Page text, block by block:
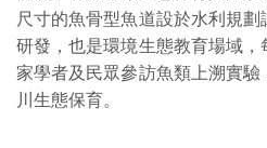
尺寸的魚骨型魚道設於水利規
研發，也是環境生態教育場域
家學者及民眾參訪魚類上溯實
川生態保育。